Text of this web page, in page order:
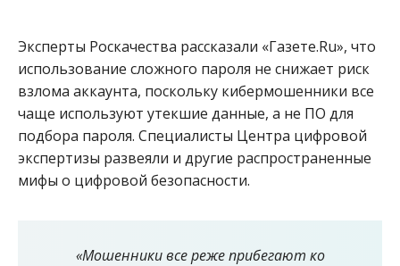
Эксперты Роскачества рассказали «Газете.Ru», что
использование сложного пароля не снижает риск
взлома аккаунта, поскольку кибермошенники все
чаще используют утекшие данные, а не ПО для
подбора пароля. Специалисты Центра цифровой
экспертизы развеяли и другие распространенные
мифы о цифровой безопасности.
«Мошенники все реже прибегают ко